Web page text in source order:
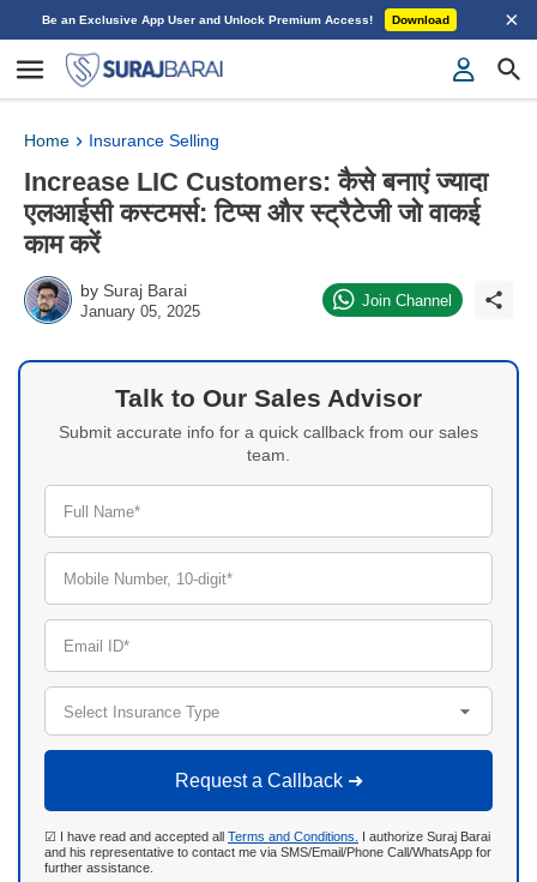
Be an Exclusive App User and Unlock Premium Access! Download ×
Home Insurance Selling
Increase LIC Customers: कैसे बनाएं ज्यादा
एलआईसी कस्टमर्स: टिप्स और स्ट्रैटेजी जो वाकई
काम करें
by Suraj Barai
January 05, 2025
Join Channel
Talk to Our Sales Advisor
Submit accurate info for a quick callback from our sales
team.
Full Name*
Mobile Number, 10-digit*
Email ID*
Select Insurance Type
Request a Callback ➜
☑ I have read and accepted all Terms and Conditions.
I authorize Suraj Barai
and his representative to contact me via SMS/Email/Phone Call/WhatsApp for
further assistance.